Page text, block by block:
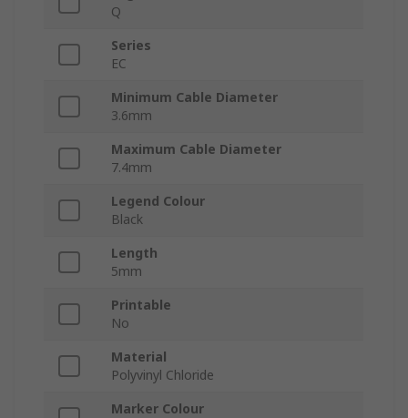
Q
Series
EC
Minimum Cable Diameter
3.6mm
Maximum Cable Diameter
7.4mm
Legend Colour
Black
Length
5mm
Printable
No
Material
Polyvinyl Chloride
Marker Colour